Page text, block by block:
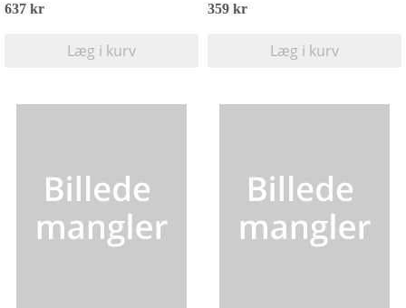
637 kr
Læg i kurv
359 kr
Læg i kurv